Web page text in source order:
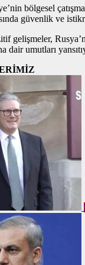
bölgesel
güvenlik ve
gelişmeler,
dair umutları